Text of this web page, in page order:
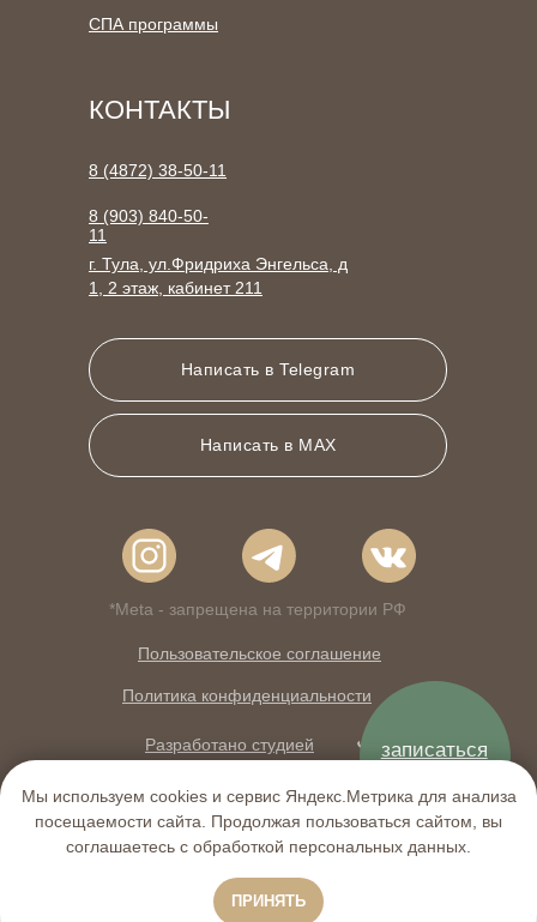
СПА программы
г. Тула, ул.Фридриха Энгельса, д
1, 2 этаж, кабинет 211
КОНТАКТЫ
8 (903) 840-50-
11
Политика конфиденциальности
Пользовательское соглашение
8 (4872) 38-50-11
Написать в Telegram
Написать в MAX
Договор оферты
Разработано студией
*Meta - запрещена на территории РФ
Мы используем cookies и сервис Яндекс.Метрика для анализа
посещаемости сайта. Продолжая пользоваться сайтом, вы
соглашаетесь с обработкой персональных данных.
ПРИНЯТЬ